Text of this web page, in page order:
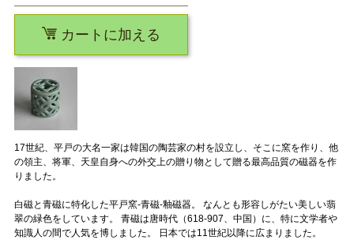
17世紀、平戸の大名一家は韓国の陶芸家の村を設立し、そこに窯を作り、他
の領主、将軍、天皇自身への外交上の贈り物として贈る最高品質の磁器を作
りました。
白磁と青磁に特化した平戸窯-青磁-釉磁器。 なんとも形容しがたい美しい翡
翠の緑色をしています。 青磁は唐時代（618-907、中国）に、特に文学者や
知識人の間で人気を博しました。 日本では11世紀以降に広まりました。
カートに加える